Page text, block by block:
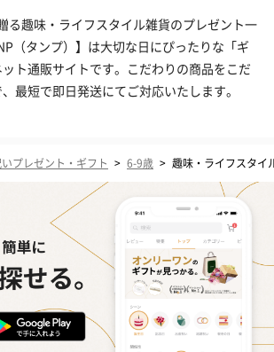
る趣味・ライフスタイル雑貨のプレゼント一
（タンプ）】は大切な日にぴったりな「ギ
ト通販サイトです。こだわりの商品をこだ
最短で即日発送にてご対応いたします。
プレゼント・ギフト > 6-9歳 > 趣味・ライフスタイ